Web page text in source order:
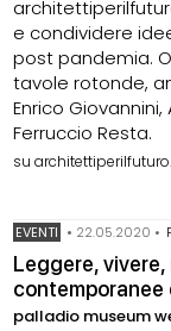
e condividere
post pandemia.
tavole rotonde,
Enrico
Ferruccio Resta.
su
EVENTI • 22.05.2020 •
Leggere, vivere,
contemporanee
palladio museum